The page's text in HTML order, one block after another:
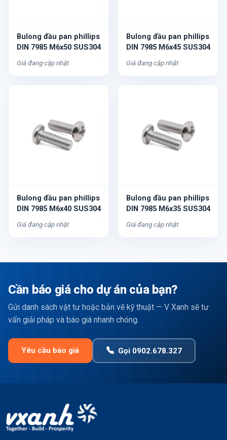
Bulong đầu pan phillips
DIN 7985 M6x50 SUS304
Giá đang cập nhật
Bulong đầu pan phillips
DIN 7985 M6x45 SUS304
Giá đang cập nhật
Bulong đầu pan phillips
DIN 7985 M6x40 SUS304
Giá đang cập nhật
Bulong đầu pan phillips
DIN 7985 M6x35 SUS304
Giá đang cập nhật
Cần báo giá cho dự án của bạn?
Gửi danh sách vật tư hoặc bản vẽ kỹ thuật — V Xanh sẽ tư
vấn giải pháp và báo giá nhanh chóng.
Yêu cầu báo giá Gọi 0902.678.327